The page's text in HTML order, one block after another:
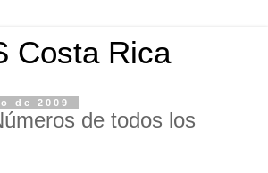
Costa Rica
de 2009
de todos los